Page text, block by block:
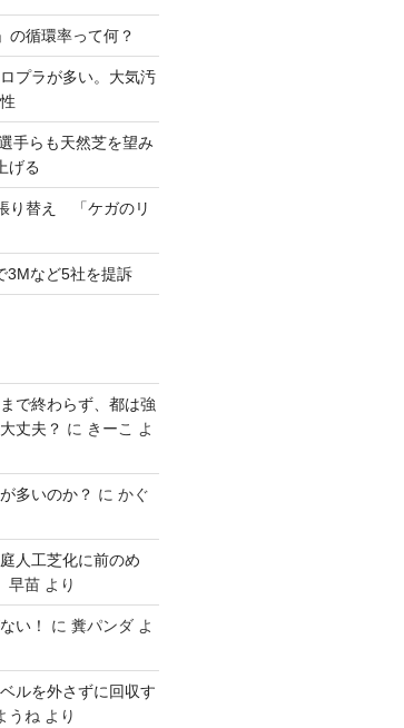
の循環率って何？
プラが多い。大気汚
手らも天然芝を望み
げる
り替え 「ケガのリ
3Mなど5社を提訴
で終わらず、都は強
丈夫？ に きーこ よ
多いのか？ に かぐ
人工芝化に前のめ
早苗より
い！ に 糞パンダよ
ルを外さずに回収す
うねより